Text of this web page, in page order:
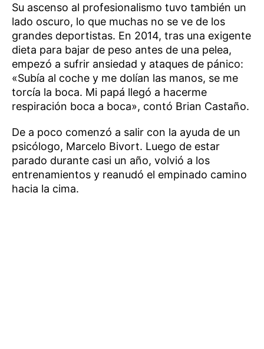
Su ascenso al profesionalismo tuvo también un
lado oscuro, lo que muchas no se ve de los
grandes deportistas. En 2014, tras una exigente
dieta para bajar de peso antes de una pelea,
empezó a sufrir ansiedad y ataques de pánico:
«Subía al coche y me dolían las manos, se me
torcía la boca. Mi papá llegó a hacerme
respiración boca a boca», contó Brian Castaño.
De a poco comenzó a salir con la ayuda de un
psicólogo, Marcelo Bivort. Luego de estar
parado durante casi un año, volvió a los
entrenamientos y reanudó el empinado camino
hacia la cima.